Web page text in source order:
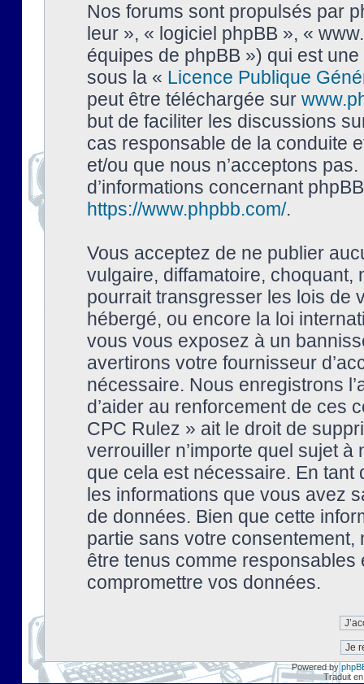
Nos forums sont propulsés par
leur », « logiciel phpBB », «
équipes de phpBB ») qui est
sous la « Licence Publique
peut être téléchargée sur
but de faciliter les discussions
cas responsable de la conduite
et/ou que nous n’acceptons
d’informations concernant
https://www.phpbb.com/.
Vous acceptez de ne publier
vulgaire, diffamatoire, choquant,
pourrait transgresser les lois de
hébergé, ou encore la loi
vous vous exposez à un
avertirons votre fournisseur
nécessaire. Nous enregistrons
d’aider au renforcement de ces
CPC Rulez » ait le droit de
verrouiller n’importe quel sujet à
que cela est nécessaire. En tant
les informations que vous avez
de données. Bien que cette
partie sans votre
être tenus comme
compromettre vos données.
Powered by
Traduit